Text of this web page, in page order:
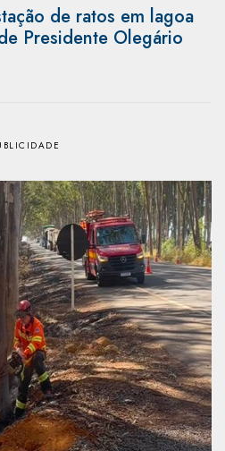
de ratos em lagoa
Presidente Olegário